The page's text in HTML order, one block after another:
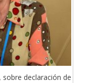
sobre declaración de